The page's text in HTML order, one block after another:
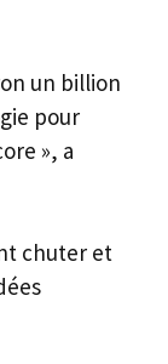
un billion
pour
», a
chuter et